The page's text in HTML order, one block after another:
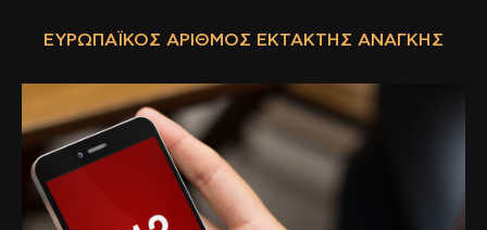
ΕΥΡΩΠΑΪΚΌΣ ΑΡΙΘΜΌΣ ΈΚΤΑΚΤΗΣ ΑΝΆΓΚΗΣ